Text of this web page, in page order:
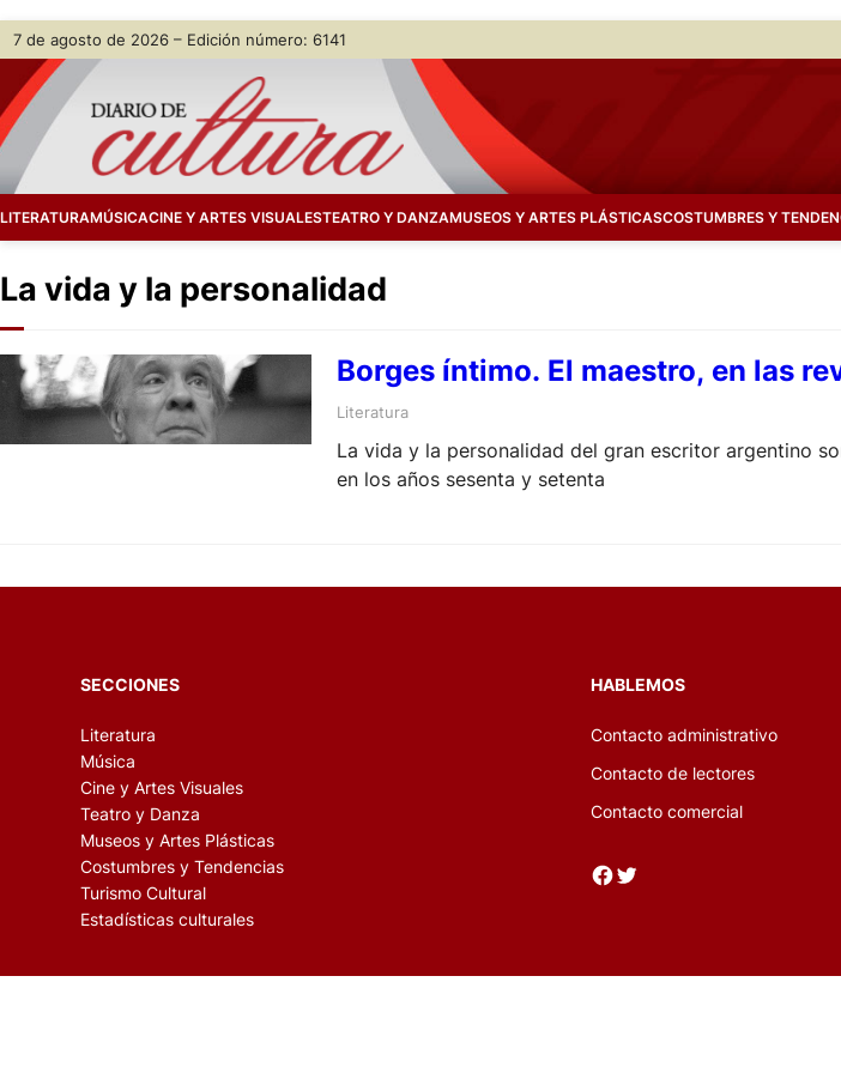
Skip
content
7 de agosto de 2026 – Edición número: 6141
LITERATURAMÚSICACINE Y ARTES VISUALESTEATRO Y DANZAMUSEOS Y ARTES PLÁSTICASCOSTUMBRES Y
La vida y la personalidad
Borges íntimo. El maestro, en las
Literatura
La vida y la personalidad del gran escritor argentino
en los años sesenta y setenta
SECCIONES
Literatura
Música
Cine y Artes Visuales
Teatro y Danza
Museos y Artes Plásticas
Costumbres y Tendencias
Turismo Cultural
Estadísticas culturales
HABLEMOS
Contacto administrativo
Contacto de lectores
Contacto comercial
Facebook Twitter